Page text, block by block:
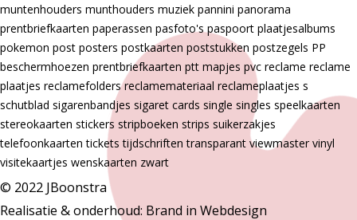
muntenhouders munthouders muziek pannini panorama
prentbriefkaarten paperassen pasfoto's paspoort plaatjesalbums
pokemon post posters postkaarten poststukken postzegels PP
beschermhoezen prentbriefkaarten ptt mapjes pvc reclame reclame
plaatjes reclamefolders reclamemateriaal reclameplaatjes s
schutblad sigarenbandjes sigaret cards single singles speelkaarten
stereokaarten stickers stripboeken strips suikerzakjes
telefoonkaarten tickets tijdschriften transparant viewmaster vinyl
visitekaartjes wenskaarten zwart
© 2022 JBoonstra
Realisatie & onderhoud: Brand in Webdesign